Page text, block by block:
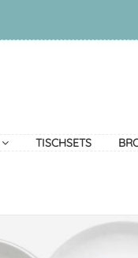
TISCHSETS